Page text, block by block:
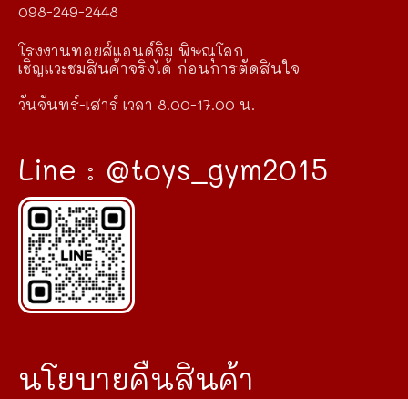
098-249-2448
โรงงานทอยส์แอนด์จิม พิษณุโลก
เชิญแวะชมสินค้าจริงได้ ก่อนการตัดสินใจ
วันจันทร์-เสาร์ เวลา 8.00-17.00 น.
Line : @toys_gym2015
นโยบายคืนสินค้า